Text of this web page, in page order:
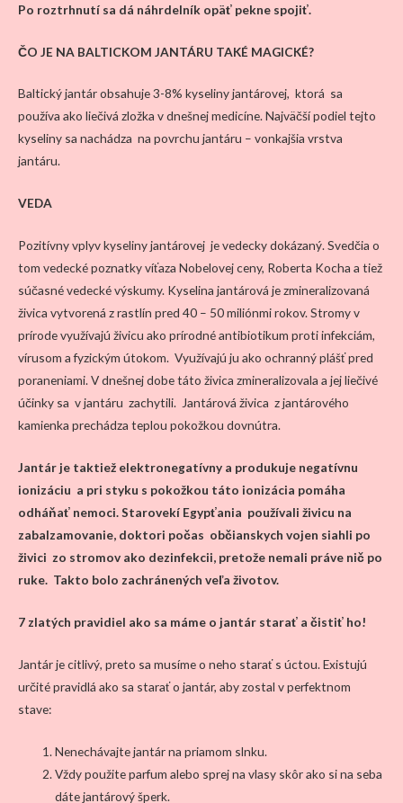
Po roztrhnutí sa dá náhrdelník opäť pekne spojiť.
ČO JE NA BALTICKOM JANTÁRU TAKÉ MAGICKÉ?
Baltický jantár obsahuje 3-8% kyseliny jantárovej, ktorá sa
používa ako liečivá zložka v dnešnej medicíne. Najväčší podiel tejto
kyseliny sa nachádza na povrchu jantáru – vonkajšia vrstva
jantáru.
VEDA
Pozitívny vplyv kyseliny jantárovej je vedecky dokázaný. Svedčia o
tom vedecké poznatky víťaza Nobelovej ceny, Roberta Kocha a tiež
súčasné vedecké výskumy. Kyselina jantárová je zmineralizovaná
živica vytvorená z rastlín pred 40 – 50 miliónmi rokov. Stromy v
prírode využívajú živicu ako prírodné antibiotikum proti infekciám,
vírusom a fyzickým útokom. Využívajú ju ako ochranný plášť pred
poraneniami. V dnešnej dobe táto živica zmineralizovala a jej liečivé
účinky sa v jantáru zachytili. Jantárová živica z jantárového
kamienka prechádza teplou pokožkou dovnútra.
Jantár je taktiež elektronegatívny a produkuje negatívnu
ionizáciu a pri styku s pokožkou táto ionizácia pomáha
odháňať nemoci. Starovekí Egypťania používali živicu na
zabalzamovanie, doktori počas občianskych vojen siahli po
živici zo stromov ako dezinfekcii, pretože nemali práve nič po
ruke. Takto bolo zachránených veľa životov.
7 zlatých pravidiel ako sa máme o jantár starať a čistiť ho!
Jantár je citlivý, preto sa musíme o neho starať s úctou. Existujú
určité pravidlá ako sa starať o jantár, aby zostal v perfektnom
stave:
Nenechávajte jantár na priamom slnku.
Vždy použite parfum alebo sprej na vlasy skôr ako si na seba
dáte jantárový šperk.